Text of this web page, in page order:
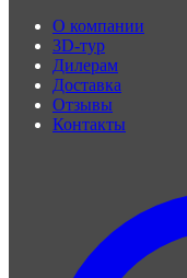
О компании
3D-тур
Дилерам
Доставка
Отзывы
Контакты